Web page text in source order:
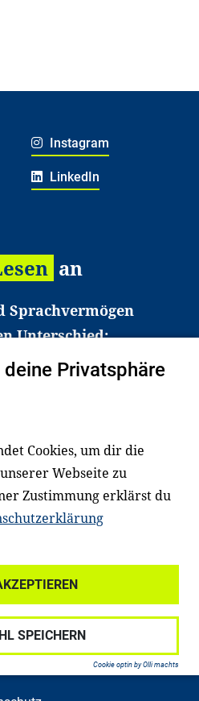
Instagram
LinkedIn
an
Sprachvermögen
Unterschied:
zu Bildung und
Berufsleben. Viele
in Deutschland
sich deshalb gezielt
Erzieher*innen,
arbeiten wir eng
Unternehmen
zusammen.
Privatsphäre
Cookies, um dir die
Webseite zu
Zustimmung erklärst du
SPEICHERN
Cookie optin by Olli machts